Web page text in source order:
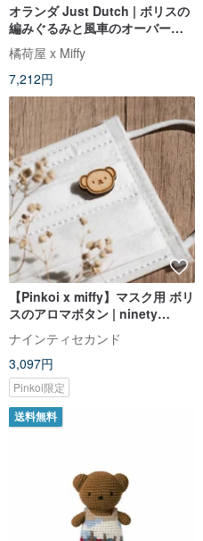
オランダ Just Dutch | ボリスの
編みぐるみと風車のオーバーオ
ール
橘荷屋 x Miffy
7,212円
【Pinkoi x miffy】マスク用 ボリ
スのアロマボタン | ninety
ナインティセカンド
3,097円
Pinkoi限定
送料無料